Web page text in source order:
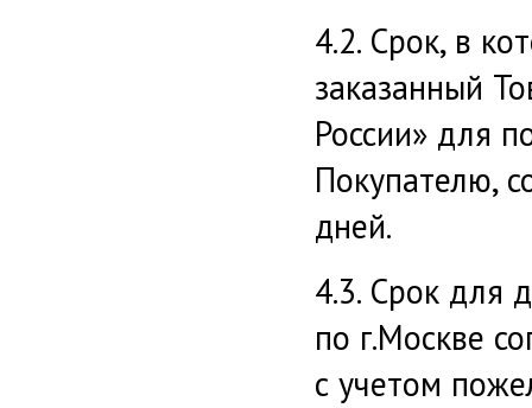
4.2. Срок, в
заказанный
России» для
Покупателю,
дней.
4.3. Срок для
по г.Москве
с учетом